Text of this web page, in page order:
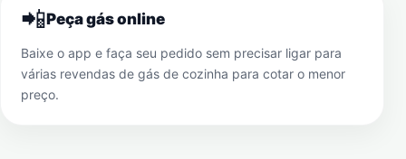
📲Peça gás online
Baixe o app e faça seu pedido sem precisar ligar para
várias revendas de gás de cozinha para cotar o menor
preço.